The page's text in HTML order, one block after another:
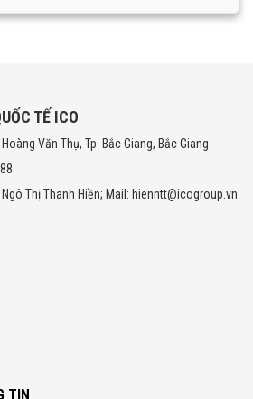
TẾ ICO
Văn Thụ, Tp. Bắc Giang, Bắc Giang
Ngô Thị Thanh Hiền; Mail: hienntt@icogroup.vn
TIN